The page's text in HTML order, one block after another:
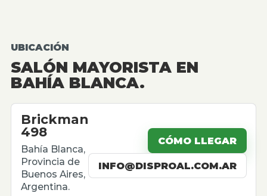
UBICACIÓN
SALÓN MAYORISTA EN
BAHÍA BLANCA.
Brickman
498
Bahía Blanca,
Provincia de
Buenos Aires,
Argentina.
CÓMO LLEGAR
INFO@DISPROAL.COM.AR